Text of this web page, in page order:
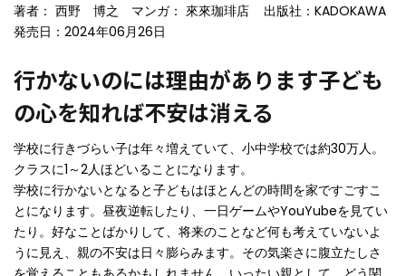
著者： 西野 博之 マンガ： 來來珈琲店 出版社：KADOKAWA
発売日：2024年06月26日
行かないのには理由があります――子ども
の心を知れば不安は消える
学校に行きづらい子は年々増えていて、小中学校では約30万人。
クラスに1～2人ほどいることになります。
学校に行かないとなると子どもはほとんどの時間を家ですごすこ
とになります。昼夜逆転したり、一日ゲームやYouYubeを見てい
たり。好なことばかりして、将来のことなど何も考えていないよ
うに見え、親の不安は日々膨らみます。その気楽さに腹立たしさ